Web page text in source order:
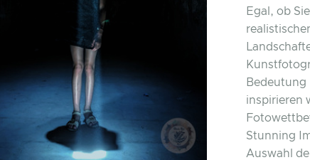
Egal, ob
Bedeutung
inspirieren
Stunning
Auswahl